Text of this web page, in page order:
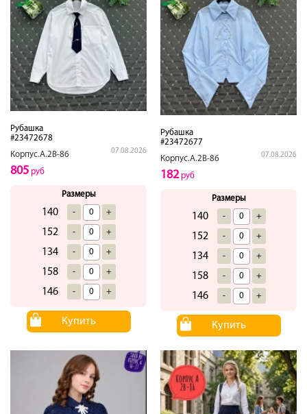
Рубашка
#23472678
Корпус.А.2В-86
07.08.2026
805 руб
Размеры
140 - +
152 - +
134 - +
158 - +
146 - +
Купить
Рубашка
#23472677
Корпус.А.2В-86
07.08.2026
182руб
Размеры
140 - +
152 - +
134 - +
158 - +
146 - +
Купить